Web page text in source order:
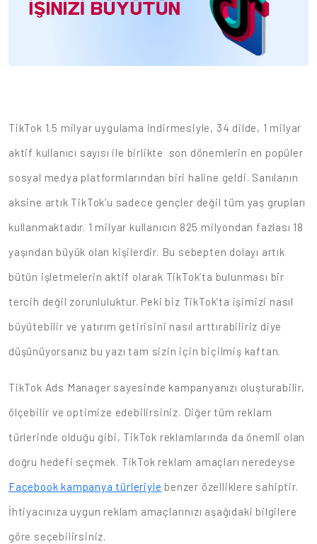
TikTok 1.5 milyar uygulama indirmesiyle, 34 dilde, 1 milyar
aktif kullanıcı sayısı ile birlikte son dönemlerin en popüler
sosyal medya platformlarından biri haline geldi. Sanılanın
aksine artık TikTok’u sadece gençler değil tüm yaş grupları
kullanmaktadır. 1 milyar kullanıcın 825 milyondan fazlası 18
yaşından büyük olan kişilerdir. Bu sebepten dolayı artık
bütün işletmelerin aktif olarak TikTok’ta bulunması bir
tercih değil zorunluluktur. Peki biz TikTok’ta işimizi nasıl
büyütebilir ve yatırım getirisini nasıl arttırabiliriz diye
düşünüyorsanız bu yazı tam sizin için biçilmiş kaftan.
TikTok Ads Manager sayesinde kampanyanızı oluşturabilir,
ölçebilir ve optimize edebilirsiniz. Diğer tüm reklam
türlerinde olduğu gibi, TikTok reklamlarında da önemli olan
doğru hedefi seçmek. TikTok reklam amaçları neredeyse
Facebook kampanya türleriyle benzer özelliklere sahiptir.
İhtiyacınıza uygun reklam amaçlarınızı aşağıdaki bilgilere
göre seçebilirsiniz.